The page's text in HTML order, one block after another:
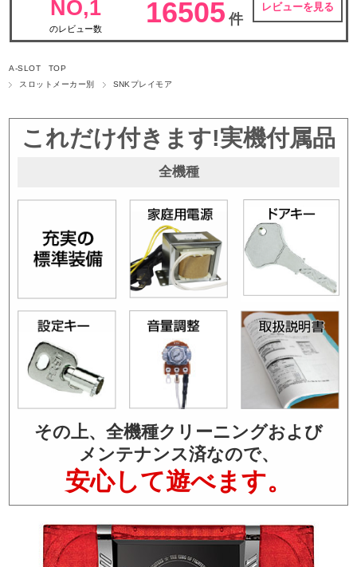
NO,1
のレビュー数 16505 件
レビューを見る
A-SLOT TOP
スロットメーカー別
SNKプレイモア
これだけ付きます!実機付属品
全機種
その上、全機種クリーニングおよび
メンテナンス済なので、
安心して遊べます。